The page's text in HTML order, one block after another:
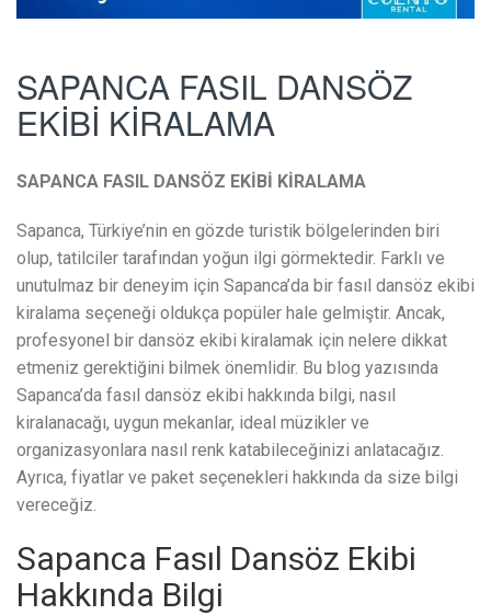
SAPANCA FASIL DANSÖZ
EKİBİ KİRALAMA
SAPANCA FASIL DANSÖZ EKİBİ KİRALAMA
Sapanca, Türkiye’nin en gözde turistik bölgelerinden biri
olup, tatilciler tarafından yoğun ilgi görmektedir. Farklı ve
unutulmaz bir deneyim için Sapanca’da bir fasıl dansöz ekibi
kiralama seçeneği oldukça popüler hale gelmiştir. Ancak,
profesyonel bir dansöz ekibi kiralamak için nelere dikkat
etmeniz gerektiğini bilmek önemlidir. Bu blog yazısında
Sapanca’da fasıl dansöz ekibi hakkında bilgi, nasıl
kiralanacağı, uygun mekanlar, ideal müzikler ve
organizasyonlara nasıl renk katabileceğinizi anlatacağız.
Ayrıca, fiyatlar ve paket seçenekleri hakkında da size bilgi
vereceğiz.
Sapanca Fasıl Dansöz Ekibi
Hakkında Bilgi